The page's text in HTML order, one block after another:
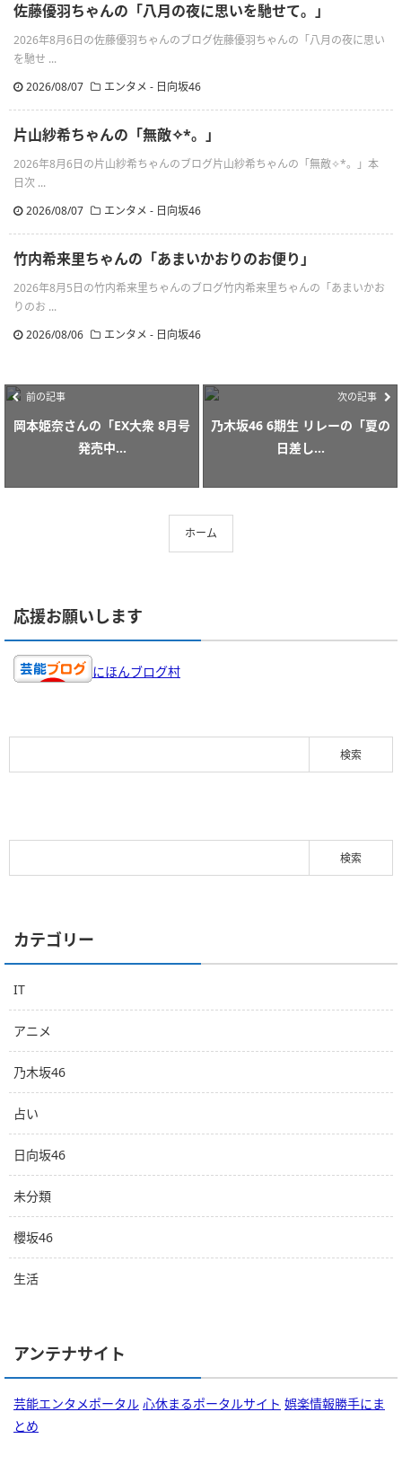
佐藤優羽ちゃんの「八月の夜に思いを馳せて。」
2026年8月6日の佐藤優羽ちゃんのブログ佐藤優羽ちゃんの「八月の夜に思い
を馳せ ...
2026/08/07
エンタメ - 日向坂46
片山紗希ちゃんの「無敵✧︎*。」
2026年8月6日の片山紗希ちゃんのブログ片山紗希ちゃんの「無敵✧︎*。」本
日次 ...
2026/08/07
エンタメ - 日向坂46
竹内希来里ちゃんの「あまいかおりのお便り」
2026年8月5日の竹内希来里ちゃんのブログ竹内希来里ちゃんの「あまいかお
りのお ...
2026/08/06
エンタメ - 日向坂46
前の記事
岡本姫奈さんの「EX大衆 8月号
発売中...
次の記事
乃木坂46 6期生 リレーの「夏の
日差し...
ホーム
応援お願いします
にほんブログ村
カテゴリー
IT
アニメ
乃木坂46
占い
日向坂46
未分類
櫻坂46
生活
アンテナサイト
芸能エンタメポータル 心休まるポータルサイト 娯楽情報勝手にま
とめ